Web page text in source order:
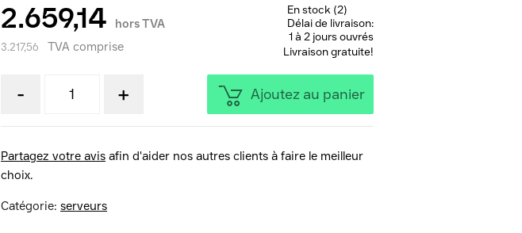
2.659,14 hors TVA
3.217,56 TVA comprise
En stock (2)
Délai de livraison:
1 à 2 jours ouvrés
Livraison gratuite!
- + Ajoutez au panier
Partagez votre avis afin d'aider nos autres clients à faire le meilleur
choix.
Catégorie: serveurs